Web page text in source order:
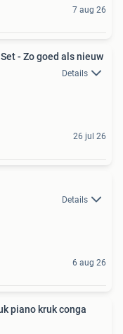
7 aug 26
- Zo goed als nieuw
Details
26 jul 26
Details
6 aug 26
piano kruk conga